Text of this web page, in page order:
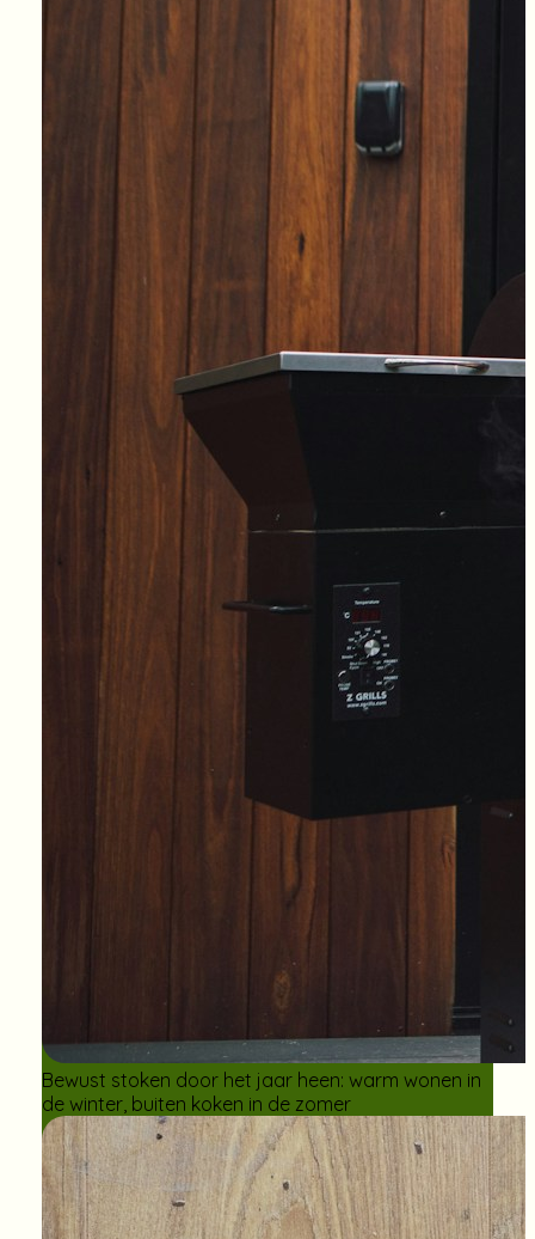
Bewust stoken door het jaar heen: warm wonen in
de winter, buiten koken in de zomer